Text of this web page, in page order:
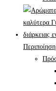
Περιποίηση